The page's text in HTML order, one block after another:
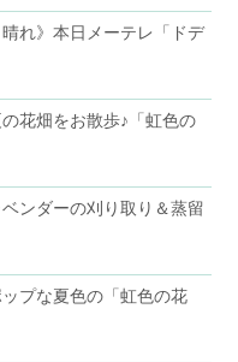
れ》本日メーテレ「ドデ
花畑をお散歩♪「虹色の
ンダーの刈り取り＆蒸留
プな夏色の「虹色の花